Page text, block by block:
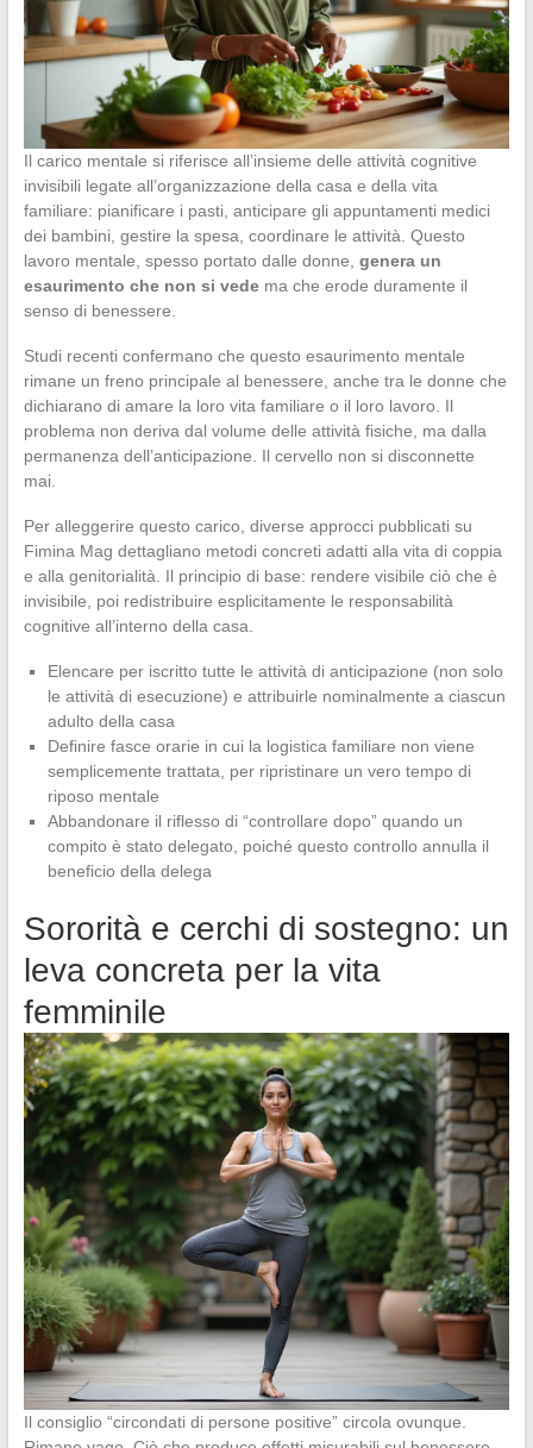
Il carico mentale si riferisce all’insieme delle attività cognitive
invisibili legate all’organizzazione della casa e della vita
familiare: pianificare i pasti, anticipare gli appuntamenti medici
dei bambini, gestire la spesa, coordinare le attività. Questo
lavoro mentale, spesso portato dalle donne, genera un
esaurimento che non si vedema che erode duramente il
senso di benessere.
Studi recenti confermano che questo esaurimento mentale
rimane un freno principale al benessere, anche tra le donne che
dichiarano di amare la loro vita familiare o il loro lavoro. Il
problema non deriva dal volume delle attività fisiche, ma dalla
permanenza dell’anticipazione. Il cervello non si disconnette
mai.
Per alleggerire questo carico, diverse approcci pubblicati su
Fimina Mag dettagliano metodi concreti adatti alla vita di coppia
e alla genitorialità. Il principio di base: rendere visibile ciò che è
invisibile, poi redistribuire esplicitamente le responsabilità
cognitive all’interno della casa.
Elencare per iscritto tutte le attività di anticipazione (non solo
le attività di esecuzione) e attribuirle nominalmente a ciascun
adulto della casa
Definire fasce orarie in cui la logistica familiare non viene
semplicemente trattata, per ripristinare un vero tempo di
riposo mentale
Abbandonare il riflesso di “controllare dopo” quando un
compito è stato delegato, poiché questo controllo annulla il
beneficio della delega
Sororità e cerchi di sostegno: un
leva concreta per la vita
femminile
Il consiglio “circondati di persone positive” circola ovunque.